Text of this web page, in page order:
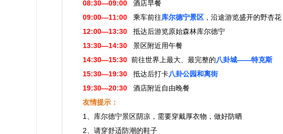
08:30—09:00 酒店早餐
09:00—11:00 乘车前往库尔德宁景区 ，沿途游览盛开的野杏花
12:00—13:30 抵达后游览原始森林库尔德宁
13:30—14:30 景区附近用午餐
14:30—15:30 前往世界上最大、最完整的八卦城——特克斯
15:30—19:30 抵达后打卡八卦公园和离街
19:30—20:30 酒店附近自由晚餐
友情提示：
1、库尔德宁景区阴凉，需要穿戴厚衣物，做好防晒
2、请穿舒适防潮的鞋子